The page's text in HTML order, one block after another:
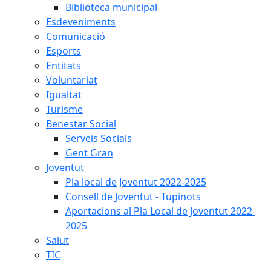
Biblioteca municipal
Esdeveniments
Comunicació
Esports
Entitats
Voluntariat
Igualtat
Turisme
Benestar Social
Serveis Socials
Gent Gran
Joventut
Pla local de Joventut 2022-2025
Consell de Joventut - Tupinots
Aportacions al Pla Local de Joventut 2022-
2025
Salut
TIC